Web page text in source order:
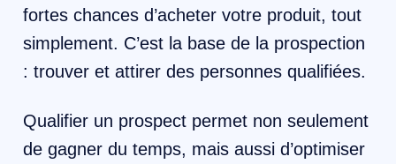
fortes chances d’acheter votre produit, tout
simplement. C’est la base de la prospection
: trouver et attirer des personnes qualifiées.
Qualifier un prospect permet non seulement
de gagner du temps, mais aussi d’optimiser